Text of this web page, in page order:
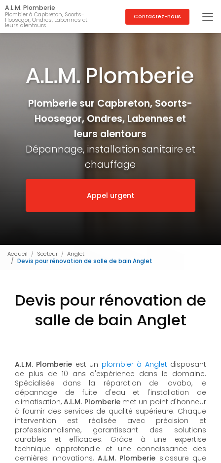
Aller
au
contenu
principal
A.L.M. Plomberie
Plombier à Capbreton, Soorts-
Hoosegor, Ondres, Labennes et
leurs alentours
Contactez-nous
Plomberie sur Capbreton, Soorts-
Hoosegor, Ondres, Labennes et
leurs alentours
Dépannage, installation sanitaire et
chauffage
Appel urgent
Accueil Secteur
Anglet
Devis pour rénovation de salle de bain Anglet
Devis pour rénovation de
salle de bain Anglet
A.L.M. Plomberie est un plombier à Angletdisposant
de plus de 10 ans d'expérience dans le domaine.
Spécialisée dans la réparation de lavabo, le
dépannage de fuite d'eau et l'installation de
climatisation,A.L.M. Plomberiemet un point d'honneur
à fournir des services de qualité supérieure. Chaque
intervention est réalisée avec précision et
professionnalisme, garantissant des solutions
durables et efficaces. Grâce à une expertise
technique approfondie et une connaissance des
dernières innovations, A.L.M. Plomberie s'assure que